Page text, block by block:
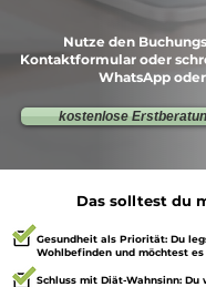
Nutze den
Kontaktformular oder
WhatsApp
kostenlose
Das solltest du
Gesundheit als Priorität: Du
Wohlbefinden und möchtest
Schluss mit Diät-Wahnsinn: